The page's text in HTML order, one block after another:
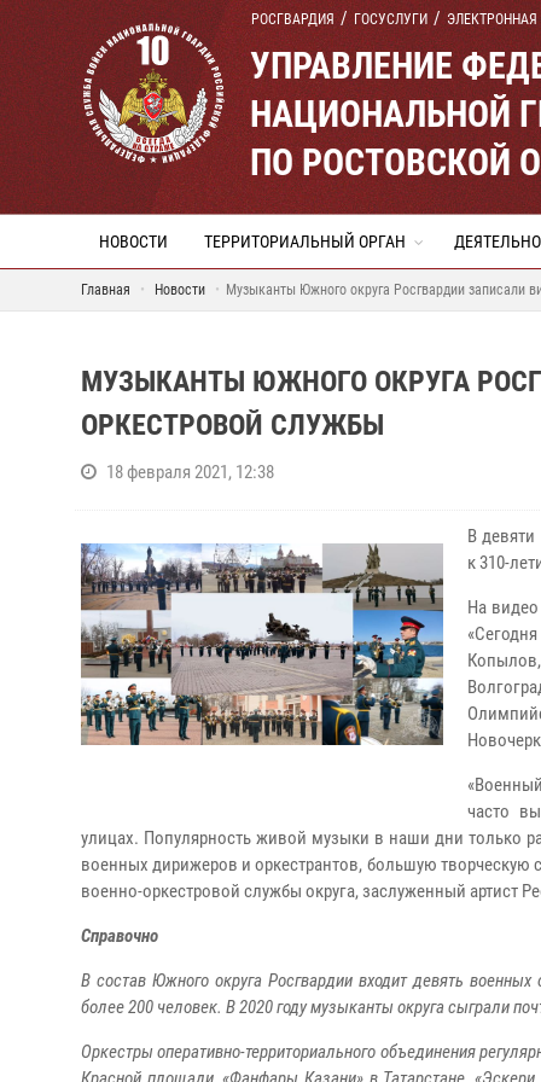
РОСГВАРДИЯ ГОСУСЛУГИ
УПРАВЛЕНИЕ
НАЦИОНАЛЬНОЙ
ПО РОСТОВСКОЙ
НОВОСТИ ТЕРРИТОРИАЛЬНЫЙ ОРГАН
Главная Новости Музыканты Южного округа Росгвардии записали
МУЗЫКАНТЫ ЮЖНОГО ОКРУГА
ОРКЕСТРОВОЙ СЛУЖБЫ
18 февраля 2021, 12:38
В
к 310-
На
часто
улицах. Популярность живой музыки в наши дни только
военных дирижеров и оркестрантов, большую творческую
военно-оркестровой службы округа, заслуженный артист
Справочно
В состав Южного округа Росгвардии входит девять
более 200 человек. В 2020 году музыканты округа сыграли
Оркестры оперативно-территориального объединения